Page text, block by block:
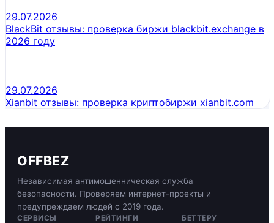
29.07.2026
BlackBit отзывы: проверка биржи blackbit.exchange в
2026 году
29.07.2026
Xianbit отзывы: проверка криптобиржи xianbit.com
OFFBEZ
Независимая антимошенническая служба
безопасности. Проверяем интернет-проекты и
предупреждаем людей с 2019 года.
СЕРВИСЫ РЕЙТИНГИ БЕТТЕРУ